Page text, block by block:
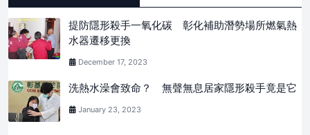
提防隱形殺手一氧化碳 彰化補助潛勢場所燃氣熱
水器遷移更換
December 17, 2023
洗熱水澡會致命？ 無聲無息居家隱形殺手竟是它
January 23, 2023